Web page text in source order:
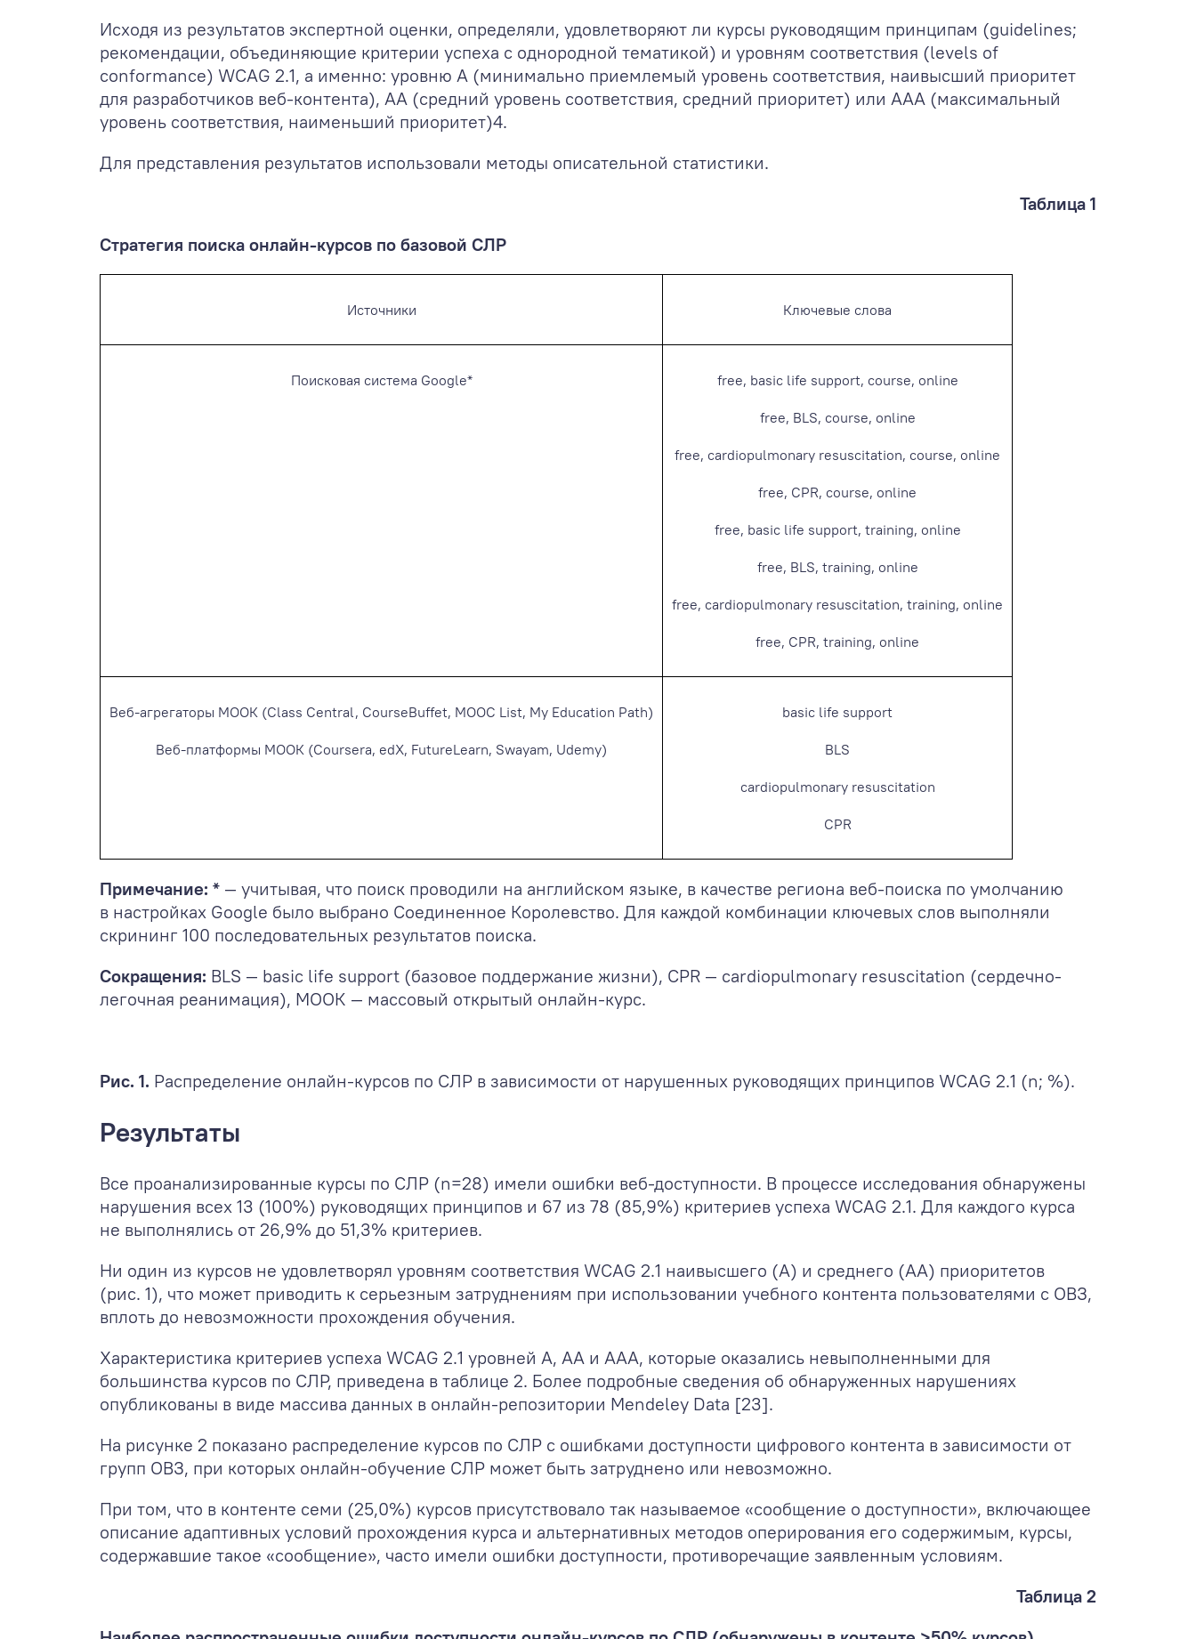
Исходя из результатов экспертной оценки, определяли, удовлетворяют ли курсы руководящим принципам (guidelines;
рекомендации, объединяющие критерии успеха с однородной тематикой) и уровням соответствия (levels of
conformance) WCAG 2.1, а именно: уровню A (минимально приемлемый уровень соответствия, наивысший приоритет
для разработчиков веб-контента), AA (средний уровень соответствия, средний приоритет) или AAA (максимальный
уровень соответствия, наименьший приоритет)4.
Для представления результатов использовали методы описательной статистики.
Таблица 1
Стратегия поиска онлайн-курсов по базовой СЛР
Источники Ключевые слова
Поисковая система Google* free, basic life support, course, online
free, BLS, course, online
free, cardiopulmonary resuscitation, course, online
free, CPR, course, online
free, basic life support, training, online
free, BLS, training, online
free, cardiopulmonary resuscitation, training, online
free, CPR, training, online
Веб-агрегаторы МООК (Class Central, CourseBuffet, MOOC List, My Education Path)
Веб-платформы МООК (Coursera, edX, FutureLearn, Swayam, Udemy)
basic life support
BLS
cardiopulmonary resuscitation
CPR
Примечание: * — учитывая, что поиск проводили на английском языке, в качестве региона веб-поиска по умолчанию
в настройках Google было выбрано Соединенное Королевство. Для каждой комбинации ключевых слов выполняли
скрининг 100 последовательных результатов поиска.
Сокращения: BLS — basic life support (базовое поддержание жизни), CPR — cardiopulmonary resuscitation (сердечно-
легочная реанимация), МООК — массовый открытый онлайн-курс.
Рис. 1. Распределение онлайн-курсов по СЛР в зависимости от нарушенных руководящих принципов WCAG 2.1 (n; %).
Результаты
Все проанализированные курсы по СЛР (n=28) имели ошибки веб-доступности. В процессе исследования обнаружены
нарушения всех 13 (100%) руководящих принципов и 67 из 78 (85,9%) критериев успеха WCAG 2.1. Для каждого курса
не выполнялись от 26,9% до 51,3% критериев.
Ни один из курсов не удовлетворял уровням соответствия WCAG 2.1 наивысшего (А) и среднего (АА) приоритетов
(рис. 1), что может приводить к серьезным затруднениям при использовании учебного контента пользователями с ОВЗ,
вплоть до невозможности прохождения обучения.
Характеристика критериев успеха WCAG 2.1 уровней А, АА и ААА, которые оказались невыполненными для
большинства курсов по СЛР, приведена в таблице 2. Более подробные сведения об обнаруженных нарушениях
опубликованы в виде массива данных в онлайн-репозитории Mendeley Data [23].
На рисунке 2 показано распределение курсов по СЛР с ошибками доступности цифрового контента в зависимости от
групп ОВЗ, при которых онлайн-обучение СЛР может быть затруднено или невозможно.
При том, что в контенте семи (25,0%) курсов присутствовало так называемое «сообщение о доступности», включающее
описание адаптивных условий прохождения курса и альтернативных методов оперирования его содержимым, курсы,
содержавшие такое «сообщение», часто имели ошибки доступности, противоречащие заявленным условиям.
Таблица 2